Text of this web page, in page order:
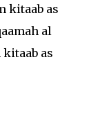
kitaab as
al
as